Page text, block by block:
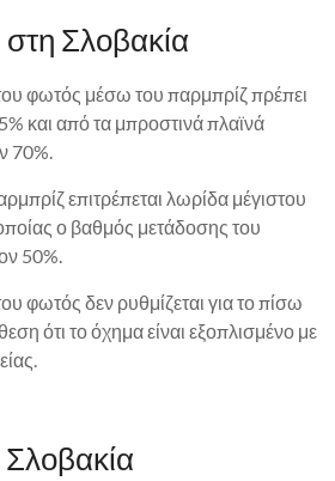
Σλοβακία
φωτός μέσω του παρμπρίζ πρέπει
και από τα μπροστινά πλαϊνά
70%.
επιτρέπεται λωρίδα μέγιστου
ο βαθμός μετάδοσης του
50%.
φωτός δεν ρυθμίζεται για το πίσω
ότι το όχημα είναι εξοπλισμένο με